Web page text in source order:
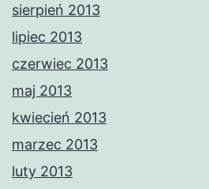
sierpień 2013
lipiec 2013
czerwiec 2013
maj 2013
kwiecień 2013
marzec 2013
luty 2013